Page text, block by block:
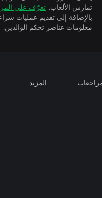
تمارس الألعاب. تعرّف على
بالإضافة إلى تقديم عمليات
معلومات عناصر تحكم الوالدين.
المزيد